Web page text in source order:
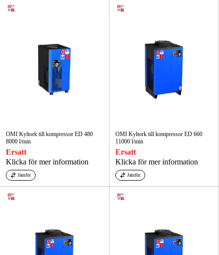
OMI Kyltork till kompressor ED 480
8000 l/min
Ersatt
Klicka för mer information
Jämför
OMI Kyltork till kompressor ED 660
11000 l/min
Ersatt
Klicka för mer information
Jämför